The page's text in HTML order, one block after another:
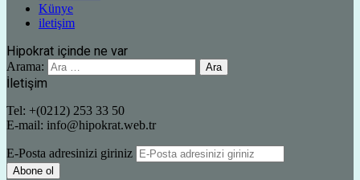
Künye
iletişim
Hipokrat içinde ne var
Arama:
İletişim
Tel: +(0212) 253 33 50
E-mail: info@hipokrat.web.tr
E-Posta adresinizi giriniz